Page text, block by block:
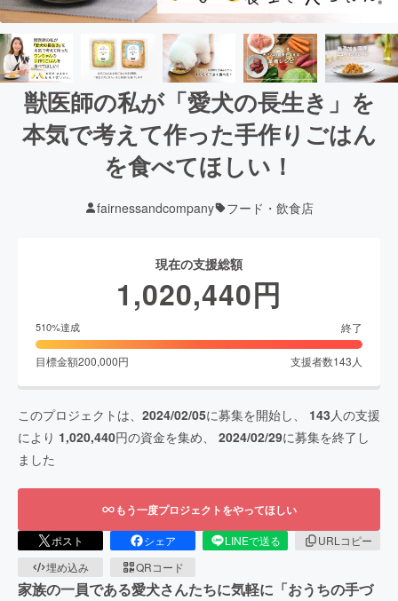
獣医師の私が「愛犬の長生き」を
本気で考えて作った手作りごはん
を食べてほしい！
fairnessandcompany フード・飲食店
現在の支援総額
1,020,440円
510%達成 終了
目標金額200,000円 支援者数143 人
このプロジェクトは、 2024/02/05に募集を開始し、 143 人の支援
により 1,020,440円の資金を集め、 2024/02/29に募集を終了し
ました
もう一度プロジェクトをやってほしい
ポスト シェア LINEで送る
URLコピー
埋め込み
QRコード
家族の一員である愛犬さんたちに気軽に「おうちの手づ